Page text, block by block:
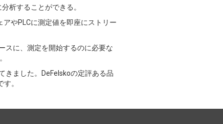
析することができる。
やPLCに測定値を即座にストリー
スに、測定を開始するのに必要な
きました。DeFelskoの定評ある品
。